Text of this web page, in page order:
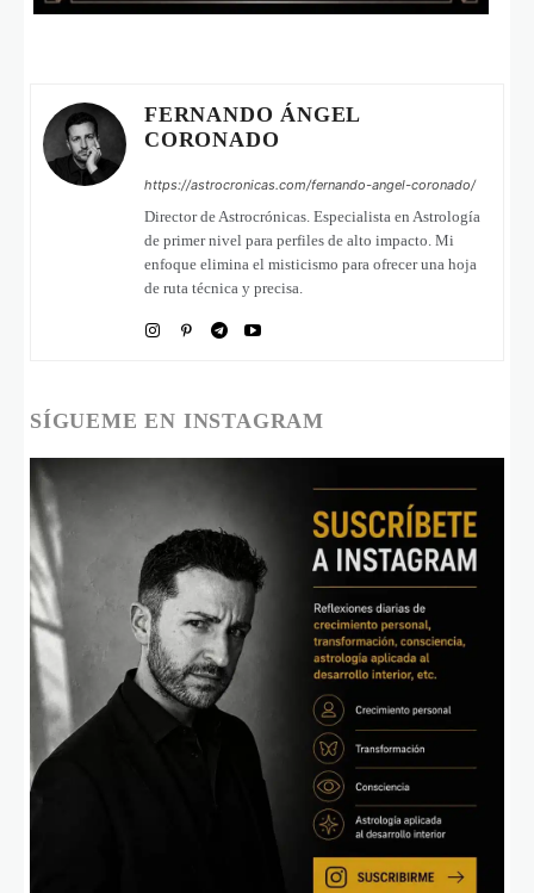
FERNANDO ÁNGEL
CORONADO
https://astrocronicas.com/fernando-angel-coronado/
Director de Astrocrónicas. Especialista en Astrología
de primer nivel para perfiles de alto impacto. Mi
enfoque elimina el misticismo para ofrecer una hoja
de ruta técnica y precisa.
SÍGUEME EN INSTAGRAM